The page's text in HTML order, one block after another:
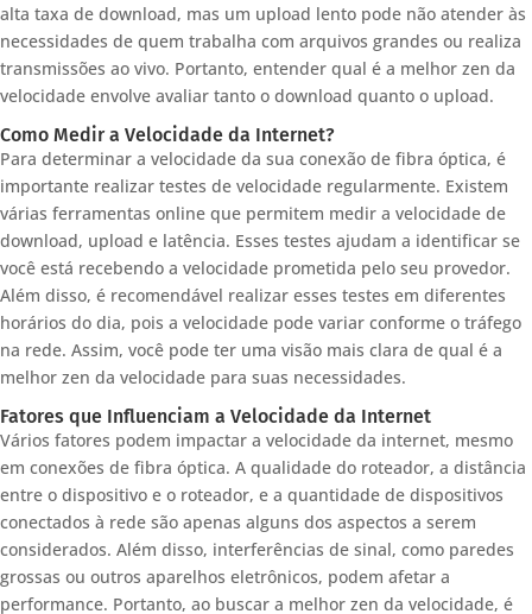
alta taxa de download, mas um upload lento pode não atender às
necessidades de quem trabalha com arquivos grandes ou realiza
transmissões ao vivo. Portanto, entender qual é a melhor zen da
velocidade envolve avaliar tanto o download quanto o upload.
Como Medir a Velocidade da Internet?
Para determinar a velocidade da sua conexão de fibra óptica, é
importante realizar testes de velocidade regularmente. Existem
várias ferramentas online que permitem medir a velocidade de
download, upload e latência. Esses testes ajudam a identificar se
você está recebendo a velocidade prometida pelo seu provedor.
Além disso, é recomendável realizar esses testes em diferentes
horários do dia, pois a velocidade pode variar conforme o tráfego
na rede. Assim, você pode ter uma visão mais clara de qual é a
melhor zen da velocidade para suas necessidades.
Fatores que Influenciam a Velocidade da Internet
Vários fatores podem impactar a velocidade da internet, mesmo
em conexões de fibra óptica. A qualidade do roteador, a distância
entre o dispositivo e o roteador, e a quantidade de dispositivos
conectados à rede são apenas alguns dos aspectos a serem
considerados. Além disso, interferências de sinal, como paredes
grossas ou outros aparelhos eletrônicos, podem afetar a
performance. Portanto, ao buscar a melhor zen da velocidade, é